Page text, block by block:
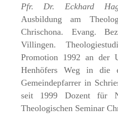
Pfr. Dr. Eckhard
Ausbildung am
Chrischona. Evang.
Villingen.
Promotion 1992 an der
Henhöfers Weg in die
Gemeindepfarrer in
seit 1999 Dozent für
Theologischen Seminar